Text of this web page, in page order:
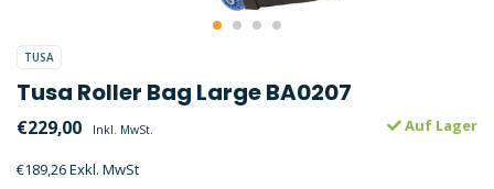
TUSA
Tusa Roller Bag Large BA0207
€229,00 Inkl. MwSt.
€189,26 Exkl. MwSt
Auf Lager